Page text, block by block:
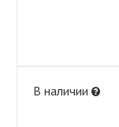
В наличии